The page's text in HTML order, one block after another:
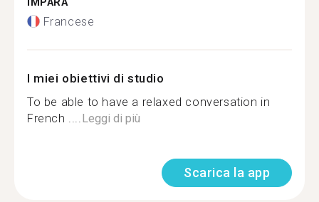
IMPARA
Francese
I miei obiettivi di studio
To be able to have a relaxed conversation in
French .... Leggi di più
Scarica la app